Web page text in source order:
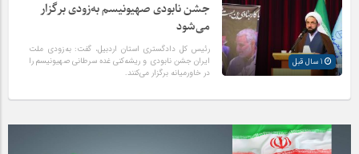
جشن نابودی صهیونیسم به‌زودی برگزار
می‌شود
رئیس کل دادگستری استان اردبیل، گفت: به‌زودی ملت
ایران جشن نابودی و ریشه‌کنی غده سرطانی صهیونیسم را
در خاورمیانه برگزار می‌کنند.